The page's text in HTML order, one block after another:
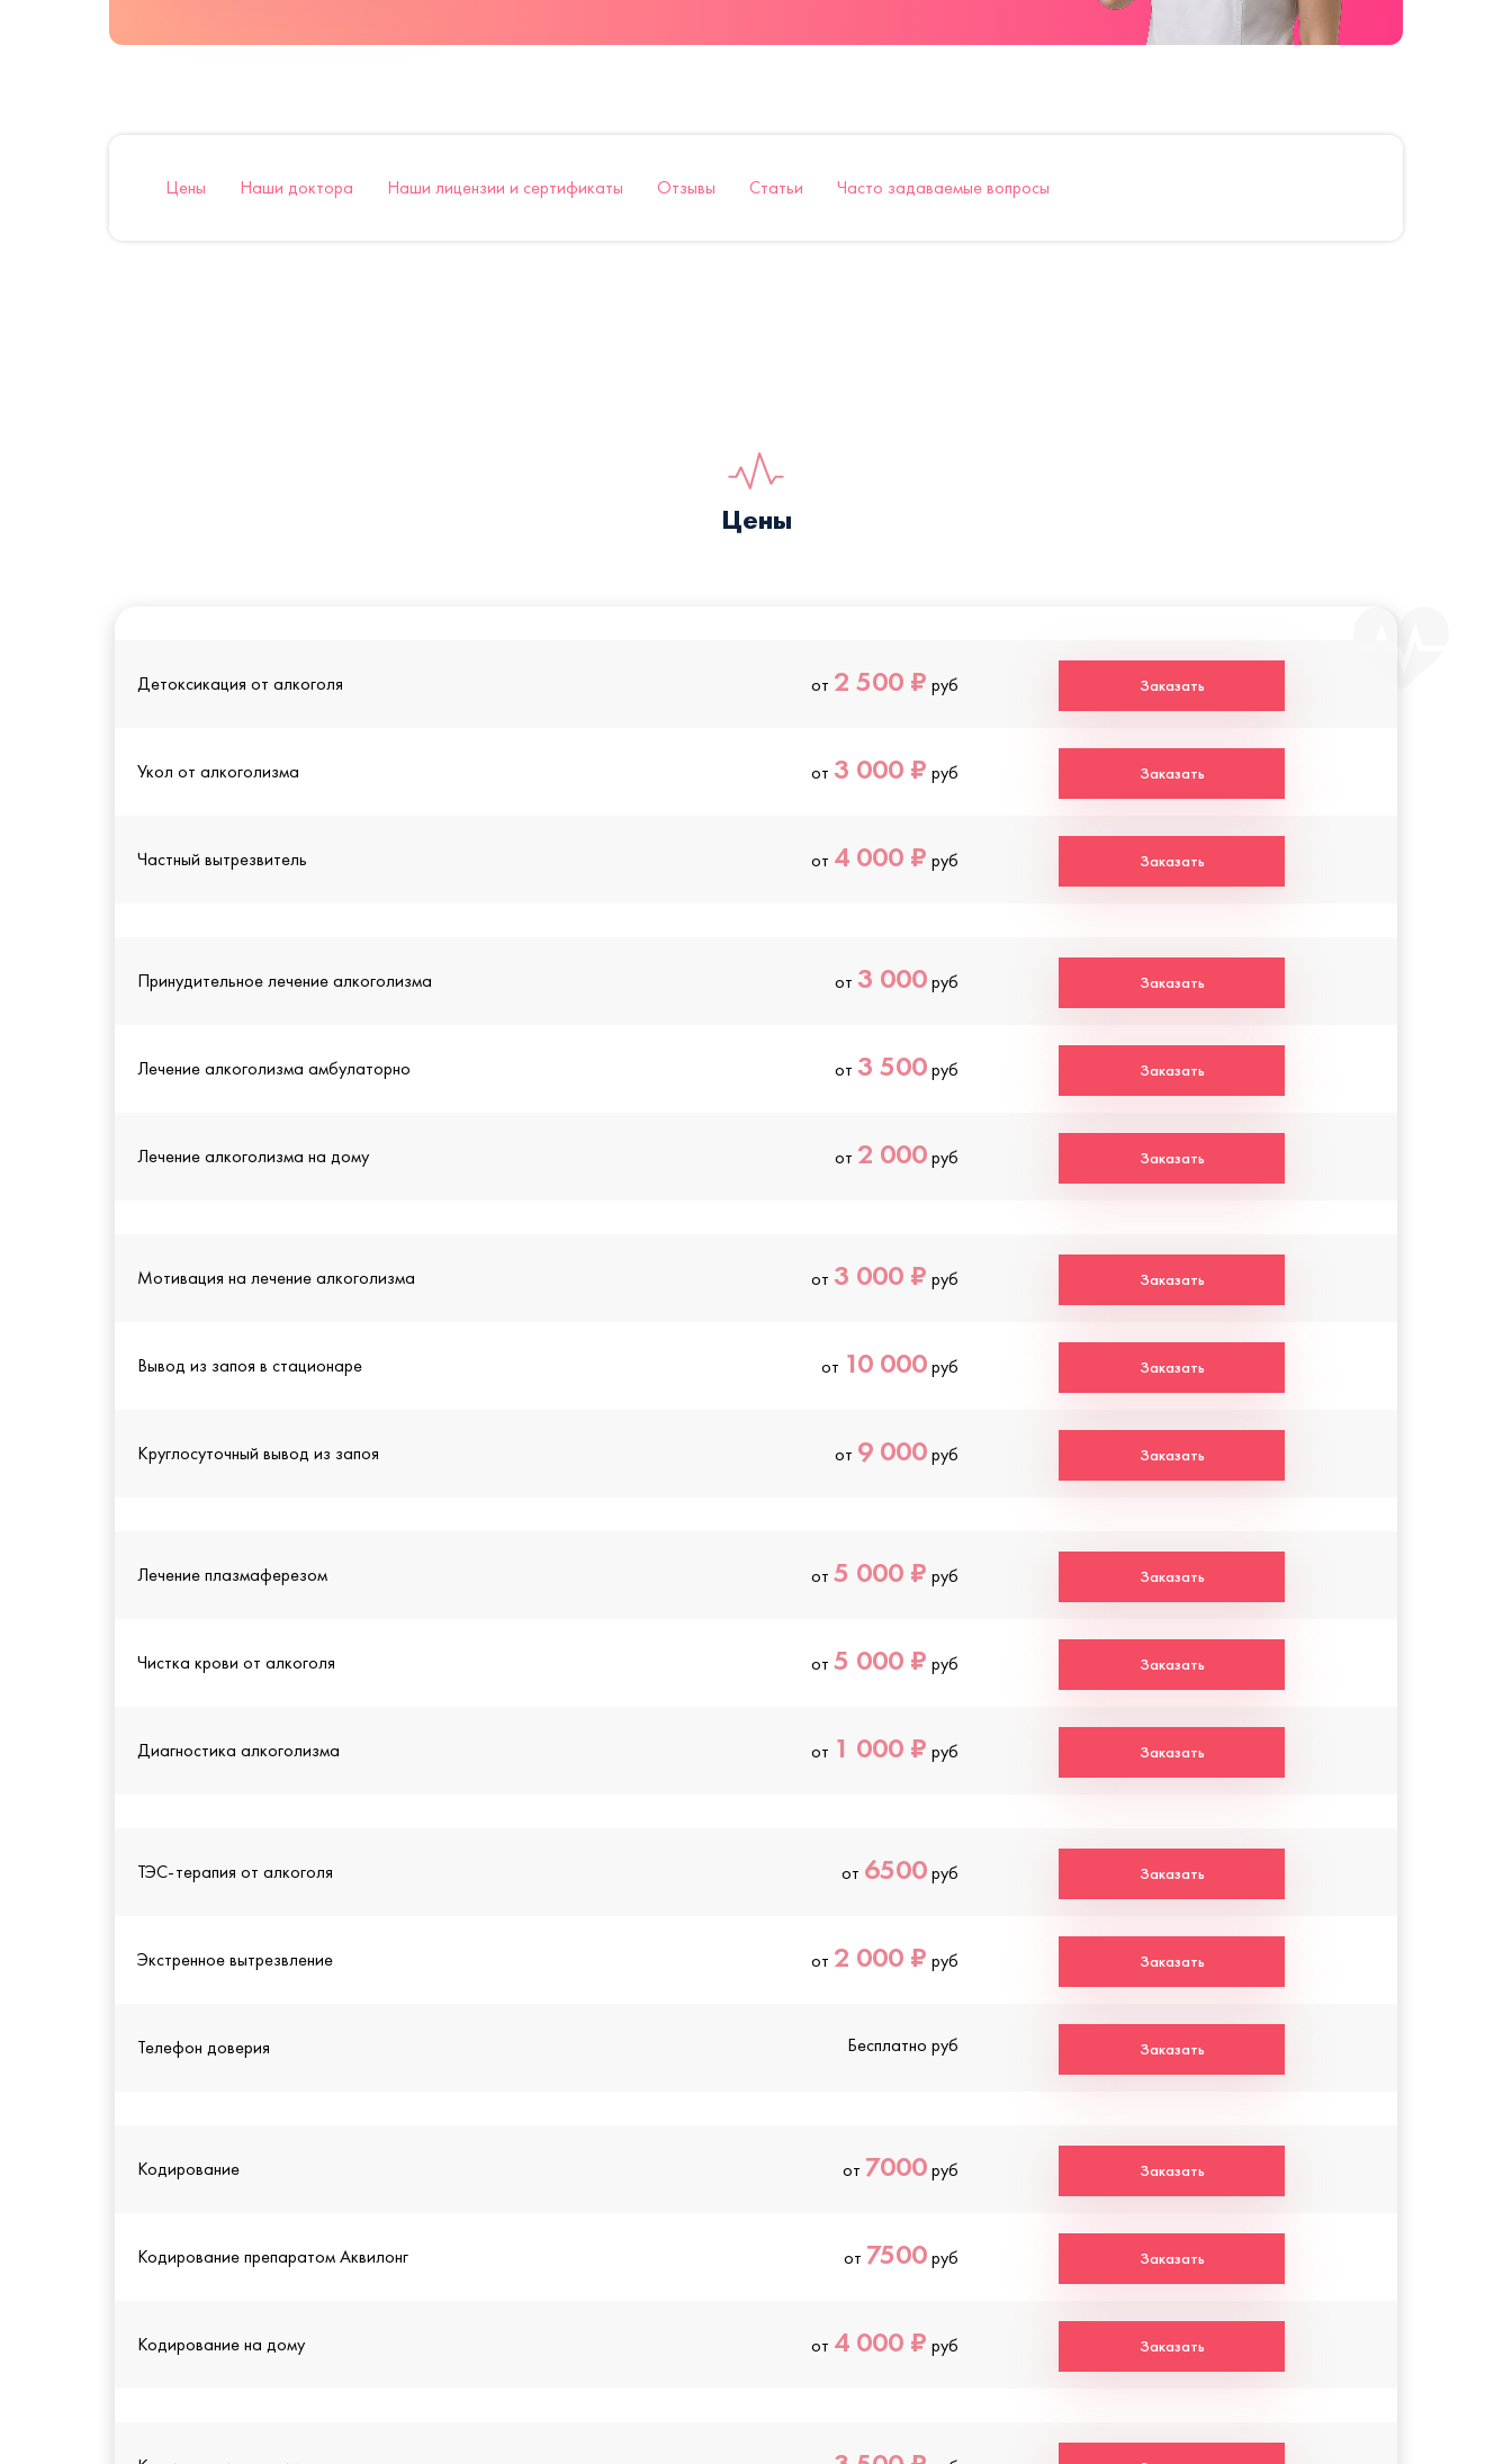
Цены Наши доктора Наши лицензии и сертификаты Отзывы Статьи Часто задаваемые вопросы
Цены
Детоксикация от алкоголя от 2 500 ₽ руб Заказать
Укол от алкоголизма от 3 000 ₽ руб Заказать
Частный вытрезвитель от 4 000 ₽ руб Заказать
Принудительное лечение алкоголизма от 3 000руб Заказать
Лечение алкоголизма амбулаторно от 3 500руб Заказать
Лечение алкоголизма на дому от 2 000руб Заказать
Мотивация на лечение алкоголизма от 3 000 ₽ руб Заказать
Вывод из запоя в стационаре от 10 000руб Заказать
Круглосуточный вывод из запоя от 9 000руб Заказать
Лечение плазмаферезом от 5 000 ₽ руб Заказать
Чистка крови от алкоголя от 5 000 ₽ руб Заказать
Диагностика алкоголизма от 1 000 ₽ руб Заказать
ТЭС-терапия от алкоголя от 6500руб Заказать
Экстренное вытрезвление от 2 000 ₽ руб Заказать
Телефон доверия Бесплатно руб Заказать
Кодирование от 7000руб Заказать
Кодирование препаратом Аквилонг от 7500руб Заказать
Кодирование на дому от 4 000 ₽ руб Заказать